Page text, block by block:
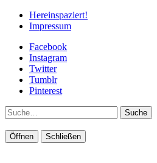
Hereinspaziert!
Impressum
Facebook
Instagram
Twitter
Tumblr
Pinterest
Suche
Öffnen Schließen